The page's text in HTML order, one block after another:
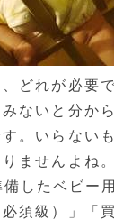
どれが必要
ないと分か
。いらない
ませんよね
したベビー
須級）」「